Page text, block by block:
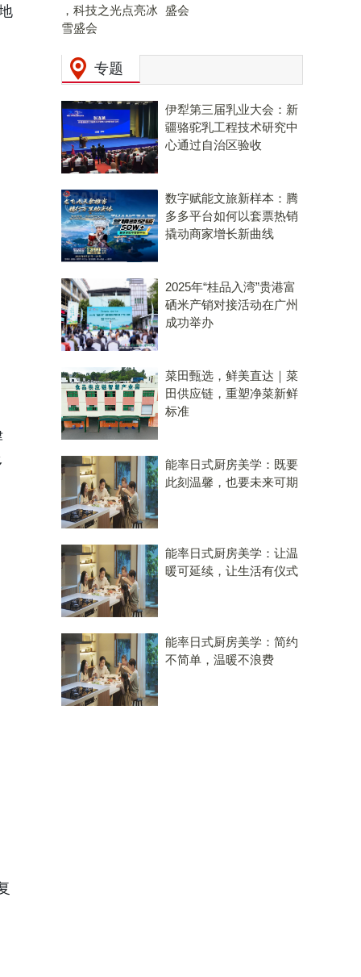
盛会
专题
伊犁第三届乳业大会：新
疆骆驼乳工程技术研究中
心通过自治区验收
数字赋能文旅新样本：腾
多多平台如何以套票热销
撬动商家增长新曲线
2025年“桂品入湾”贵港富
硒米产销对接活动在广州
成功举办
菜田甄选，鲜美直达｜菜
田供应链，重塑净菜新鲜
标准
能率日式厨房美学：既要
此刻温馨，也要未来可期
能率日式厨房美学：让温
暖可延续，让生活有仪式
能率日式厨房美学：简约
不简单，温暖不浪费